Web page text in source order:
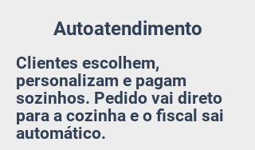
Autoatendimento
Clientes escolhem,
personalizam e pagam
sozinhos. Pedido vai direto
para a cozinha e o fiscal sai
automático.